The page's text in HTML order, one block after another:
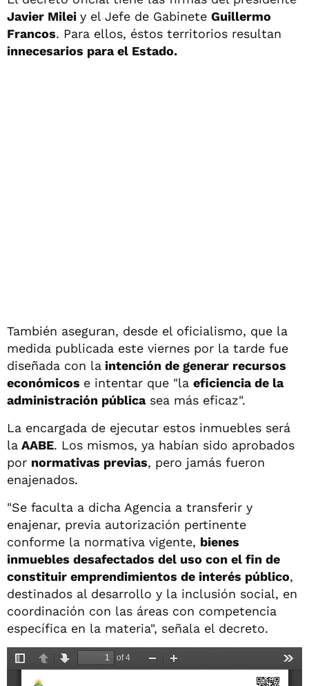
Javier Milei y el Jefe de Gabinete Guillermo
Francos. Para ellos, éstos territorios resultan
innecesarios para el Estado.
También aseguran, desde el oficialismo, que la
medida publicada este viernes por la tarde fue
diseñada con la intención de generar recursos
económicos e intentar que "la eficiencia de la
administración públicasea más eficaz".
La encargada de ejecutar estos inmuebles será
la AABE. Los mismos, ya habían sido aprobados
por normativas previas, pero jamás fueron
enajenados.
"Se faculta a dicha Agencia a transferir y
enajenar, previa autorización pertinente
conforme la normativa vigente, bienes
inmuebles desafectados del uso con el fin de
constituir emprendimientos de interés público,
destinados al desarrollo y la inclusión social, en
coordinación con las áreas con competencia
específica en la materia", señala el decreto.